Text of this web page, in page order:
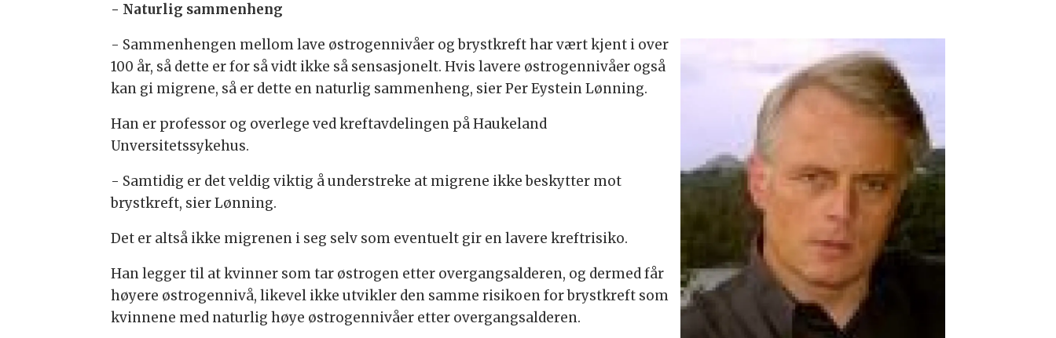
- Naturlig sammenheng
- Sammenhengen mellom lave østrogennivåer og brystkreft har vært kjent i over
100 år, så dette er for så vidt ikke så sensasjonelt. Hvis lavere østrogennivåer også
kan gi migrene, så er dette en naturlig sammenheng, sier Per Eystein Lønning.
Han er professor og overlege ved kreftavdelingen på Haukeland
Unversitetssykehus.
- Samtidig er det veldig viktig å understreke at migrene ikke beskytter mot
brystkreft, sier Lønning.
Det er altså ikke migrenen i seg selv som eventuelt gir en lavere kreftrisiko.
Han legger til at kvinner som tar østrogen etter overgangsalderen, og dermed får
høyere østrogennivå, likevel ikke utvikler den samme risikoen for brystkreft som
kvinnene med naturlig høye østrogennivåer etter overgangsalderen.